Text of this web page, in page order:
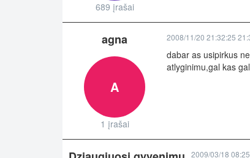
689 įrašai
agna
A
1 įrašai
2008/11/20 21:32:25
dabar as usipirkus
atlyginimu,gal kas
2009/03/18